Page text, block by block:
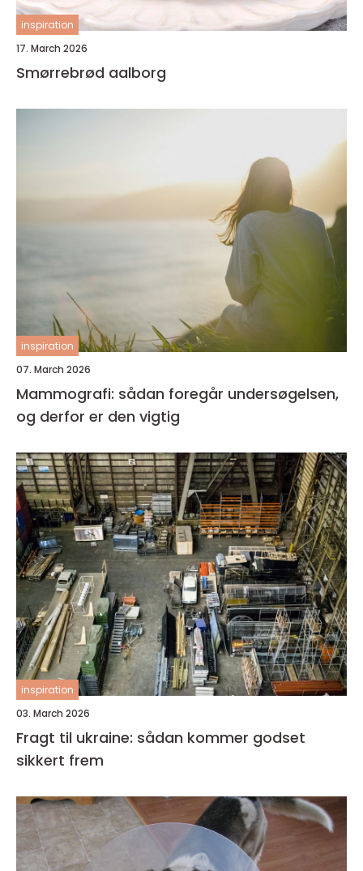
inspiration
17. March 2026
Smørrebrød aalborg
inspiration
07. March 2026
Mammografi: sådan foregår undersøgelsen,
og derfor er den vigtig
inspiration
03. March 2026
Fragt til ukraine: sådan kommer godset
sikkert frem